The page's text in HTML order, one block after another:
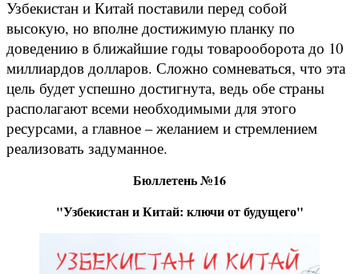
Узбекистан и Китай поставили перед собой
высокую, но вполне достижимую планку по
доведению в ближайшие годы товарооборота до 10
миллиардов долларов. Сложно сомневаться, что эта
цель будет успешно достигнута, ведь обе страны
располагают всеми необходимыми для этого
ресурсами, а главное – желанием и стремлением
реализовать задуманное.
Бюллетень №16
"Узбекистан и Китай: ключи от будущего"